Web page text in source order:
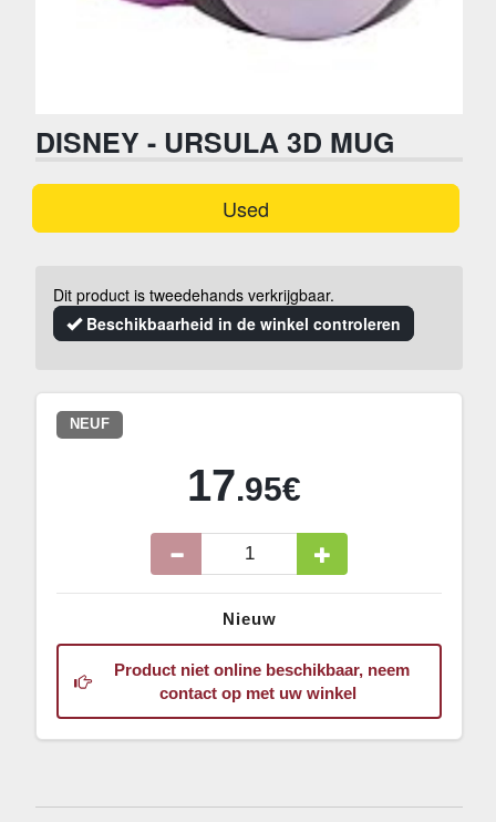
DISNEY - URSULA 3D MUG
Used
Dit product is tweedehands verkrijgbaar.
Beschikbaarheid in de winkel controleren
NEUF
17.95€
Nieuw
Product niet online beschikbaar, neem
contact op met uw winkel